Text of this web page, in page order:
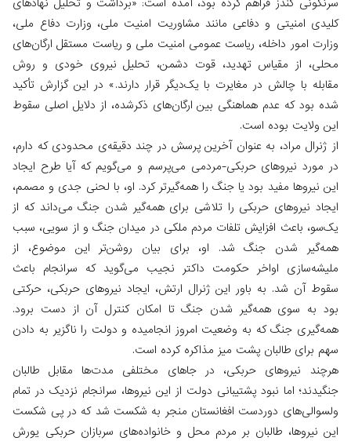
کلیدی امنیتی و دفاعی مانند مشاوریت امنیت ملی، وزارت دفاع ملی،
وزارت امور داخله، ریاست عمومی امنیت ملی و ریاست مستقل ارگان‌های
محلی، از مقیاس تهدید،‌ قوت دشمن، تحلیل نیروی خودی و روش
مقابله با چالش در مغایرت با یک‌دیگر قرار دارند.» در این گزارش تأکید
شده بود که عدم هماهنگی بین ارگان‌های ذکرشده، از دلایل اصلی سقوط
این ولایت بوده است.
از ژنرال مراد، به عنوان آخرین پرسش در چند دقیقه‌ی محدودی که دارم،
در مورد نیروهای حربکی-مردمی می‌پرسم و می‌گویم که آیا طرح ایجاد
این نیروها مفید بود یا جنگ را همه‌گیرتر کرد. او، با لحنی جدی و مصمم،
ایجاد نیروهای حربکی را تلاشی برای همه‌گیر شدن جنگ می‌داند که از
یک‌سو، باعث افزایش تلفات مردم ملکی در میدان جنگ و از سویی، سبب
همه‌گیر شدن جنگ شد. او، برای بیان روشن‌تر این موضوع، از
ملیشه‌سازی اواخر حکومت داکتر نجیب می‌گوید که سرانجام باعث
سقوط آن شد. به باور این ژنرال ارتش، ایجاد نیروهای حربکی، حرکتی
بود به سوی همه‌گیر شدن جنگ تا امکان کنترل آن از دست برود.
همه‌گیری جنگ که به وضعیت امروز انجامیده و دولت را ناگزیر به دادن
سهم برای طالبان پشت میز مذاکره کرده است.
هرچند نیروهای حربکی، در جاهای مختلفی مدت‌ها مقابل طالبان
جنگیدند؛ اما نبود پشتیبانی دولت از این نیروها، سرانجام نزدیک در تمام
ولسوالی‌های دوردست افغانستان منجر به شکست شد که در پی شکست
این نیروها، طالبان بر مردم محل و خانواده‌های سربازان حربکی یورش